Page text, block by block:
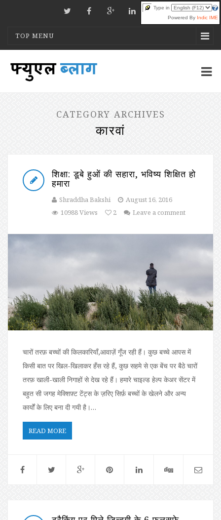
TOP MENU
CATEGORY ARCHIVES
कारवां
शिक्षा: डूबे हुओं की सहारा, भविष्य शिक्षित हो
हमारा
Shraddha Bakshi
August 16, 2016
10988 Views
2 Leave a comment
चारों तरफ़ बच्चों की किलकारियाँ,आवाज़ें गूँज रही हैं। कुछ बच्चे आपस में
किसी बात पर खिल-खिलाकर हँस रहे हैं, कुछ सहमे से एक बेंच पर बैठे चारों
तरफ़ खाली-खाली निगाहों से देख रहे हैं। हमारे चाइल्ड हेल्प केअर सेंटर में
बहुत सी जगह मेक्शिफ़्ट टेंट्स के ज़रिए सिर्फ़ बच्चों के खेलने और अन्य
कार्यों के लिए बना दी गयी है।…
READ MORE
Type in
Powered By Indic IME